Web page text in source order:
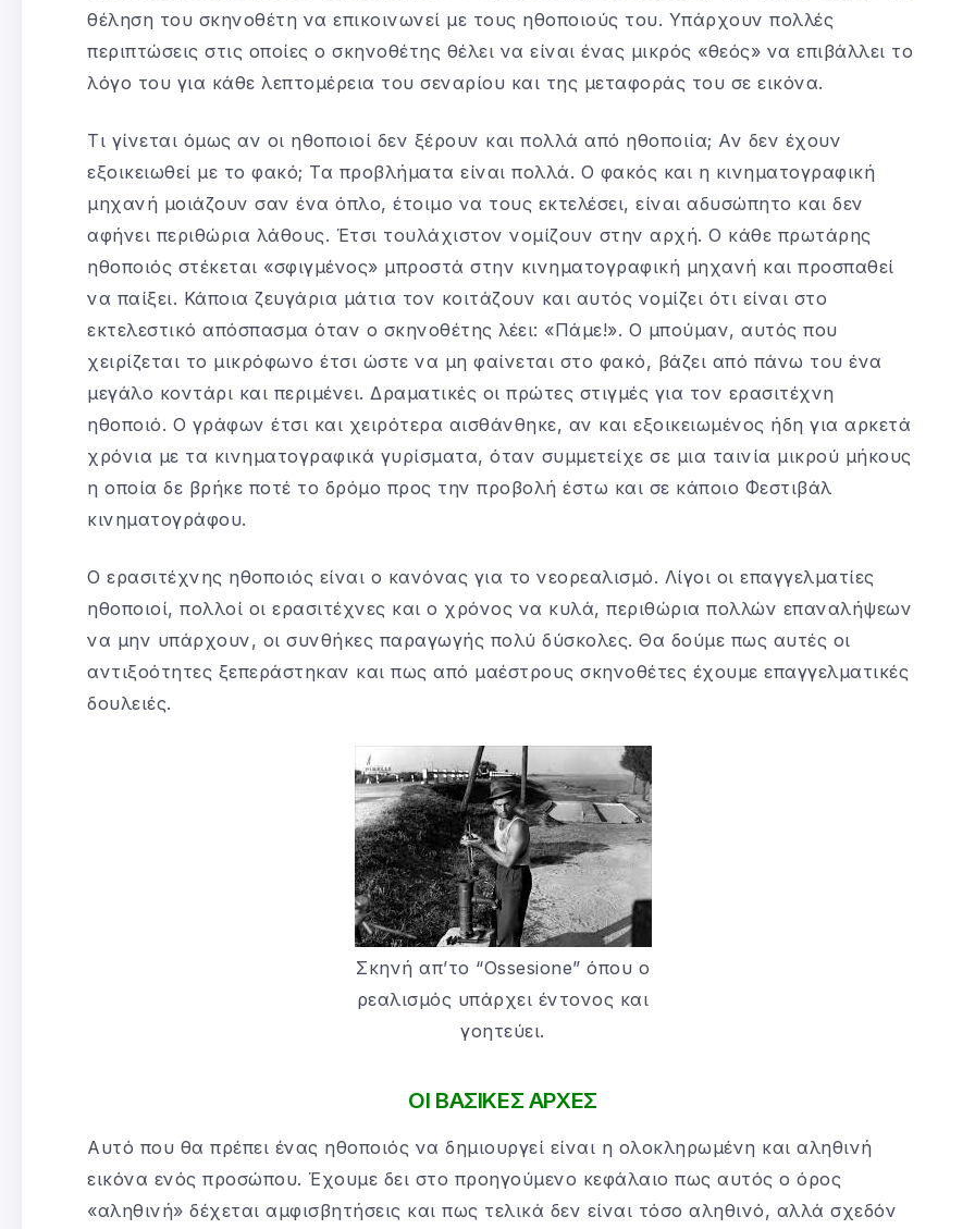
θέληση του σκηνοθέτη να επικοινωνεί με τους ηθοποιούς του. Υπάρχουν πολλές
περιπτώσεις στις οποίες ο σκηνοθέτης θέλει να είναι ένας μικρός «θεός» να επιβάλλει το
λόγο του για κάθε λεπτομέρεια του σεναρίου και της μεταφοράς του σε εικόνα.
Τι γίνεται όμως αν οι ηθοποιοί δεν ξέρουν και πολλά από ηθοποιία; Αν δεν έχουν
εξοικειωθεί με το φακό; Τα προβλήματα είναι πολλά. Ο φακός και η κινηματογραφική
μηχανή μοιάζουν σαν ένα όπλο, έτοιμο να τους εκτελέσει, είναι αδυσώπητο και δεν
αφήνει περιθώρια λάθους. Έτσι τουλάχιστον νομίζουν στην αρχή. Ο κάθε πρωτάρης
ηθοποιός στέκεται «σφιγμένος» μπροστά στην κινηματογραφική μηχανή και προσπαθεί
να παίξει. Κάποια ζευγάρια μάτια τον κοιτάζουν και αυτός νομίζει ότι είναι στο
εκτελεστικό απόσπασμα όταν ο σκηνοθέτης λέει: «Πάμε!». Ο μπούμαν, αυτός που
χειρίζεται το μικρόφωνο έτσι ώστε να μη φαίνεται στο φακό, βάζει από πάνω του ένα
μεγάλο κοντάρι και περιμένει. Δραματικές οι πρώτες στιγμές για τον ερασιτέχνη
ηθοποιό. Ο γράφων έτσι και χειρότερα αισθάνθηκε, αν και εξοικειωμένος ήδη για αρκετά
χρόνια με τα κινηματογραφικά γυρίσματα, όταν συμμετείχε σε μια ταινία μικρού μήκους
η οποία δε βρήκε ποτέ το δρόμο προς την προβολή έστω και σε κάποιο Φεστιβάλ
κινηματογράφου.
Ο ερασιτέχνης ηθοποιός είναι ο κανόνας για το νεορεαλισμό. Λίγοι οι επαγγελματίες
ηθοποιοί, πολλοί οι ερασιτέχνες και ο χρόνος να κυλά, περιθώρια πολλών επαναλήψεων
να μην υπάρχουν, οι συνθήκες παραγωγής πολύ δύσκολες. Θα δούμε πως αυτές οι
αντιξοότητες ξεπεράστηκαν και πως από μαέστρους σκηνοθέτες έχουμε επαγγελματικές
δουλειές.
Σκηνή απ’το “Ossesione” όπου ο
ρεαλισμός υπάρχει έντονος και
γοητεύει.
ΟΙ ΒΑΣΙΚΕΣ ΑΡΧΕΣ
Αυτό που θα πρέπει ένας ηθοποιός να δημιουργεί είναι η ολοκληρωμένη και αληθινή
εικόνα ενός προσώπου. Έχουμε δει στο προηγούμενο κεφάλαιο πως αυτός ο όρος
«αληθινή» δέχεται αμφισβητήσεις και πως τελικά δεν είναι τόσο αληθινό, αλλά σχεδόν